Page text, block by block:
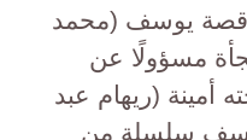
قصة يوسف (محمد
مسؤولًا عن
أمينة (ريهام عبد
سلسلة من